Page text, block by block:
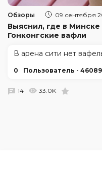
Обзоры 09 сентября
Выяснил, где в
Гонконгские вафли
В арена сити нет
0 Пользователь - 46089
14 33.0K